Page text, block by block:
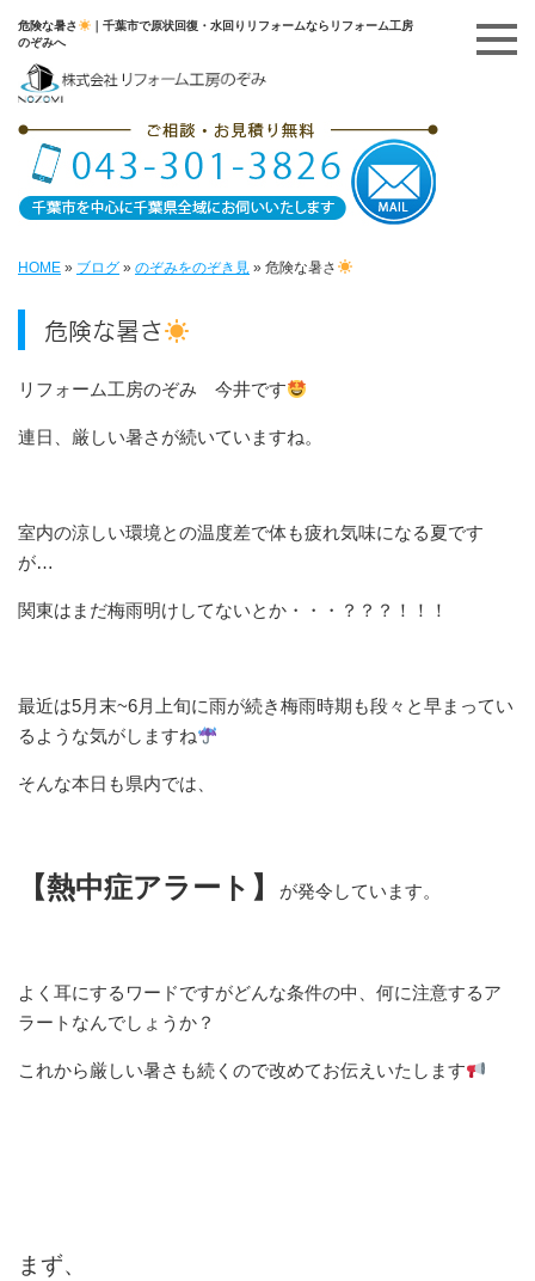
危険な暑さ
｜千葉市で原状回復・水回りリフォームならリフォーム工房
のぞみへ
HOME » ブログ » のぞみをのぞき見 » 危険な暑さ
危険な暑さ
リフォーム工房のぞみ 今井です
連日、厳しい暑さが続いていますね。
室内の涼しい環境との温度差で体も疲れ気味になる夏です
が…
関東はまだ梅雨明けしてないとか・・・？？？！！！
最近は5月末~6月上旬に雨が続き梅雨時期も段々と早まってい
るような気がしますね
そんな本日も県内では、
【熱中症アラート】 が発令しています。
よく耳にするワードですがどんな条件の中、何に注意するア
ラートなんでしょうか？
これから厳しい暑さも続くので改めてお伝えいたします
まず、